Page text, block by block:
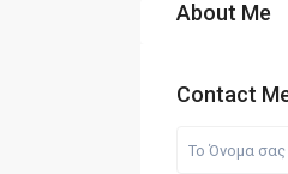
About Me
Contact